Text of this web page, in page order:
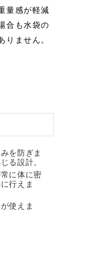
量感が軽減
合も水袋の
りません。
を防ぎま
る設計。
に体に密
行えま
使えま